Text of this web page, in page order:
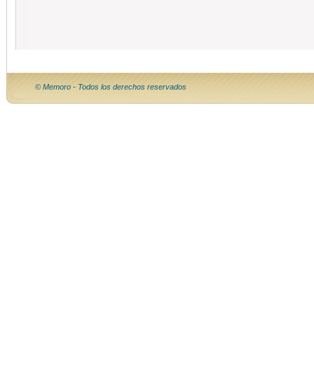
© Memoro - Todos los derechos reservados